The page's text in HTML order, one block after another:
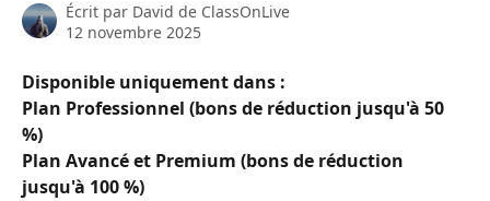
Écrit par David de ClassOnLive
12 novembre 2025
Disponible uniquement dans :
Plan Professionnel (bons de réduction jusqu'à 50
%)
Plan Avancé et Premium (bons de réduction
jusqu'à 100 %)